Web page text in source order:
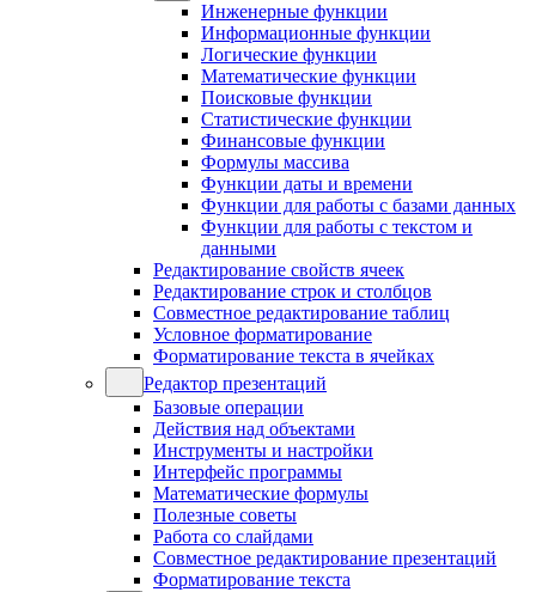
Инженерные функции
Информационные функции
Логические функции
Математические функции
Поисковые функции
Статистические функции
Финансовые функции
Формулы массива
Функции даты и времени
Функции для работы с базами данных
Функции для работы с текстом и
данными
Редактирование свойств ячеек
Редактирование строк и столбцов
Совместное редактирование таблиц
Условное форматирование
Форматирование текста в ячейках
Редактор презентаций
Базовые операции
Действия над объектами
Инструменты и настройки
Интерфейс программы
Математические формулы
Полезные советы
Работа со слайдами
Совместное редактирование презентаций
Форматирование текста